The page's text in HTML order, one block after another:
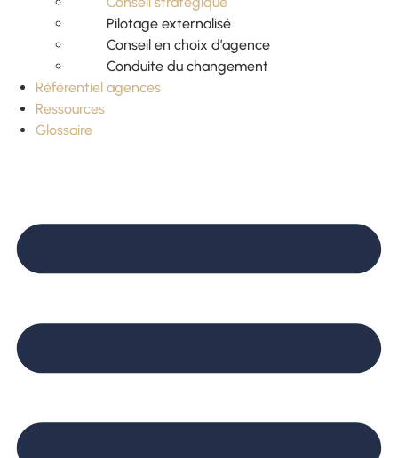
Pilotage externalisé
Conseil en choix d’agence
Conduite du changement
Référentiel agences
Ressources
Glossaire